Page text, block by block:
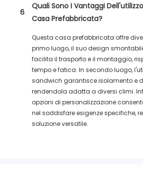
6
Quali Sono I Vantaggi
Casa Prefabbricata?
Questa casa prefabbricata offre
primo luogo, il suo design
facilita il trasporto e il montaggio,
tempo e fatica. In secondo luogo,
sandwich garantisce isolamento e
rendendola adatta a diversi climi.
opzioni di personalizzazione
nel soddisfare esigenze specifiche,
soluzione versatile.